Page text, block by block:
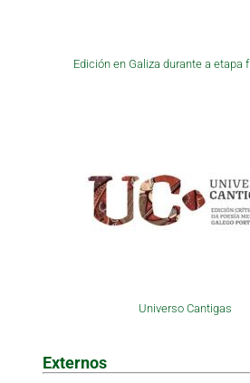
Edición en Galiza durante a etapa
Universo Cantigas
Externos